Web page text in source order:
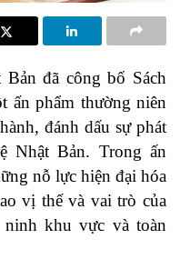
đã công bố Sách
ấn phẩm thường niên
đánh dấu sự phát
Nhật Bản. Trong ấn
nỗ lực hiện đại hóa
vị thế và vai trò của
khu vực và toàn